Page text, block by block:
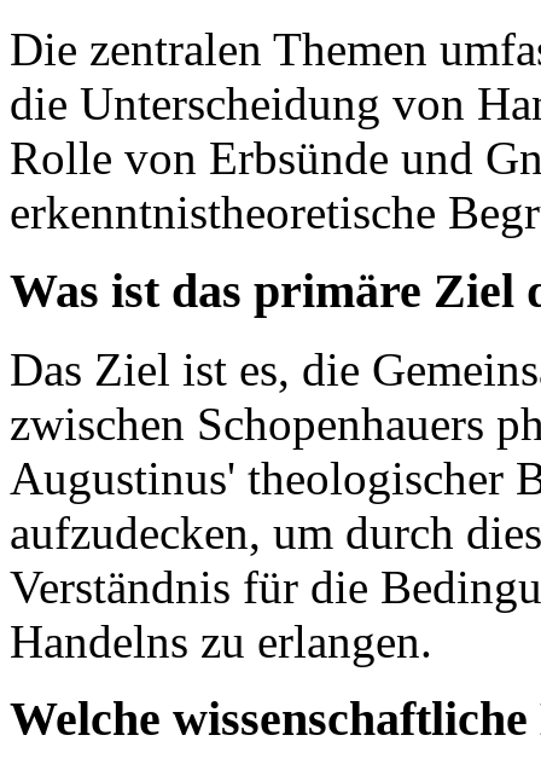
Die zentralen Themen
die Unterscheidung von
Rolle von Erbsünde und
erkenntnistheoretische
Was ist das primäre Ziel
Das Ziel ist es, die
zwischen Schopenhauers
Augustinus' theologischer
aufzudecken, um durch
Verständnis für die
Handelns zu erlangen.
Welche